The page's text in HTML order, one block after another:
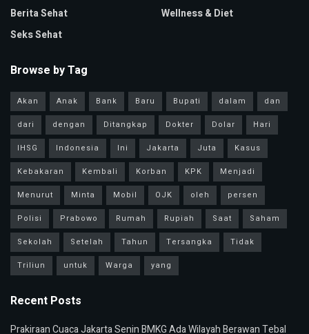
Berita Sehat
Seks Sehat
Wellness & Diet
Browse by Tag
Akan Anak Bank Baru Bupati dalam
dan
dari
dengan Ditangkap Dokter Dolar
Hari
IHSG
Indonesia Ini Jakarta Juta
Kasus
Kebakaran
Kembali Korban KPK
Menjadi
Menurut
Minta Mobil OJK oleh
persen
Polisi
Prabowo Rumah Rupiah Saat
Saham
Sekolah
Setelah Tahun Tersangka
Tidak
Triliun
untuk Warga yang
Recent Posts
Prakiraan Cuaca Jakarta Senin BMKG Ada Wilayah Berawan Tebal